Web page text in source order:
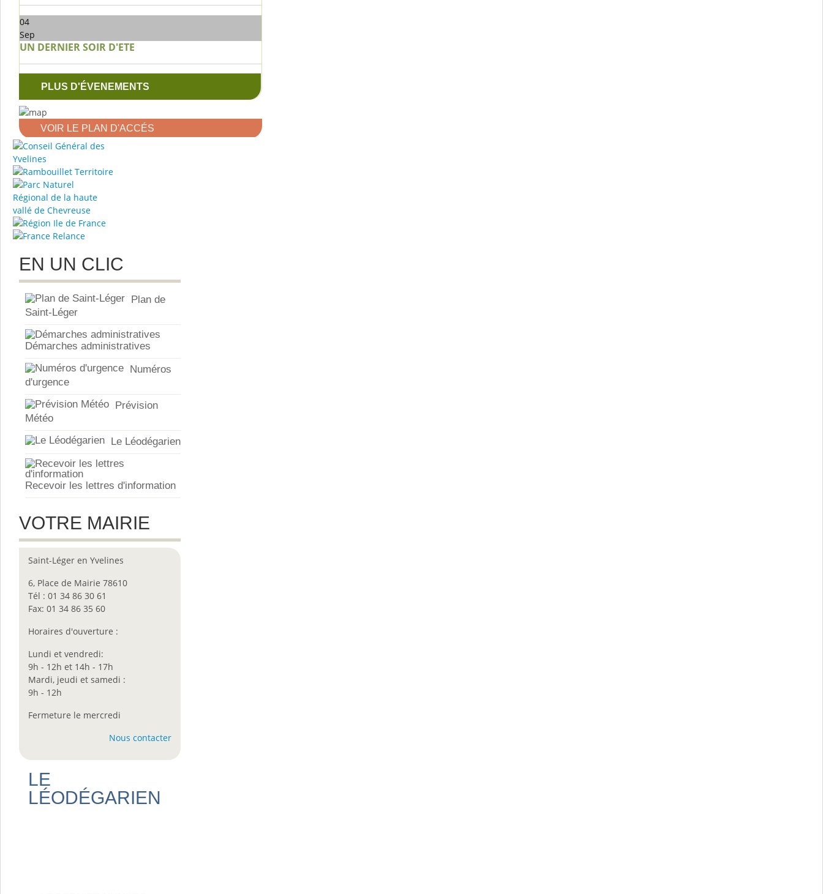
04
Sep
UN DERNIER SOIR D'ETE
PLUS D'ÉVENEMENTS
VOIR LE PLAN D'ACCÉS
EN UN CLIC
Plan de
Saint-Léger
Démarches administratives
Numéros
d'urgence
Prévision
Météo
Le Léodégarien
Recevoir les lettres d'information
VOTRE MAIRIE
Saint-Léger en Yvelines
6, Place de Mairie 78610
Tél : 01 34 86 30 61
Fax: 01 34 86 35 60
Horaires d'ouverture :
Lundi et vendredi:
9h - 12h et 14h - 17h
Mardi, jeudi et samedi :
9h - 12h
Fermeture le mercredi
Nous contacter
LE
LÉODÉGARIEN